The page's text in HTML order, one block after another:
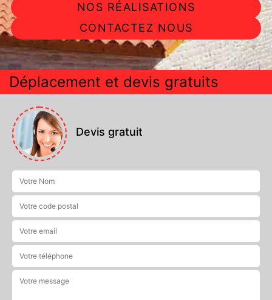
NOS RÉALISATIONS
CONTACTEZ NOUS
Déplacement et devis gratuits
Devis gratuit